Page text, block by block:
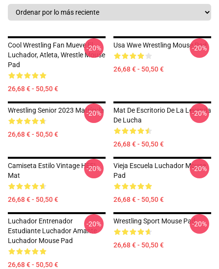
Cool Wrestling Fan Mueve El
Luchador, Atleta, Wrestle Mouse
Pad
26,68 € - 50,50 €
-20% Usa Wwe Wrestling Mouse Pad
26,68 € - 50,50 €
-20%
Wrestling Senior 2023 Matrícula
26,68 € - 50,50 €
-20%
Mat De Escritorio De La Leyenda
De Lucha
26,68 € - 50,50 €
-20%
Camiseta Estilo Vintage HEEL
Mat
26,68 € - 50,50 €
-20%
Vieja Escuela Luchador Mouse
Pad
26,68 € - 50,50 €
-20%
Luchador Entrenador
Estudiante Luchador Amante
Luchador Mouse Pad
26,68 € - 50,50 €
-20% Wrestling Sport Mouse Pad
26,68 € - 50,50 €
-20%